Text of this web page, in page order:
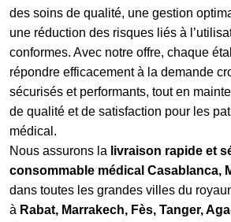
des soins de qualité, une gestion
une réduction des risques liés à
conformes. Avec notre offre, chaque
répondre efficacement à la demande
sécurisés et performants, tout en
de qualité et de satisfaction pour les
médical.
Nous assurons la livraison rapide et
consommable médical Casablanca,
dans toutes les grandes villes du
à Rabat, Marrakech, Fès, Tanger,